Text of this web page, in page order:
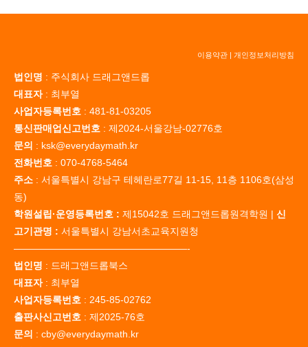
이용약관 | 개인정보처리방침
법인명 : 주식회사 드래그앤드롭
대표자: 최부열
사업자등록번호 : 481-81-03205
통신판매업신고번호 : 제2024-서울강남-02776호
문의 : ksk@everydaymath.kr
전화번호 : 070-4768-5464
주소 : 서울특별시 강남구 테헤란로77길 11-15, 11층 1106호(삼성
동)
학원설립·운영등록번호 : 제15042호 드래그앤드롭원격학원 | 신
고기관명 : 서울특별시 강남서초교육지원청
——————————————————-
법인명 : 드래그앤드롭북스
대표자: 최부열
사업자등록번호 : 245-85-02762
출판사신고번호 : 제2025-76호
문의 : cby@everydaymath.kr